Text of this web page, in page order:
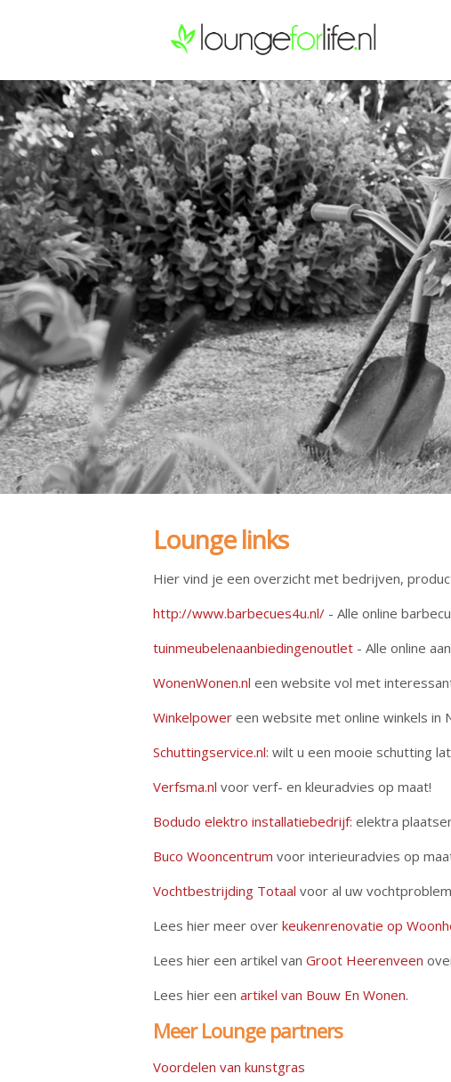
Lounge links
Hier vind je een overzicht met bedrijven,
http://www.barbecues4u.nl/ - Alle online
tuinmeubelenaanbiedingenoutlet - Alle online
WonenWonen.nl een website vol met
Winkelpower een website met online winkels in
Schuttingservice.nl: wilt u een mooie schutting
Verfsma.nl voor verf- en kleuradvies op maat!
Bodudo elektro installatiebedrijf: elektra
Buco Wooncentrum voor interieuradvies op
Vochtbestrijding Totaal voor al uw
Lees hier meer over keukenrenovatie op
Lees hier een artikel van Groot Heerenveen
Lees hier een artikel van Bouw En Wonen.
Meer Lounge partners
Voordelen van kunstgras